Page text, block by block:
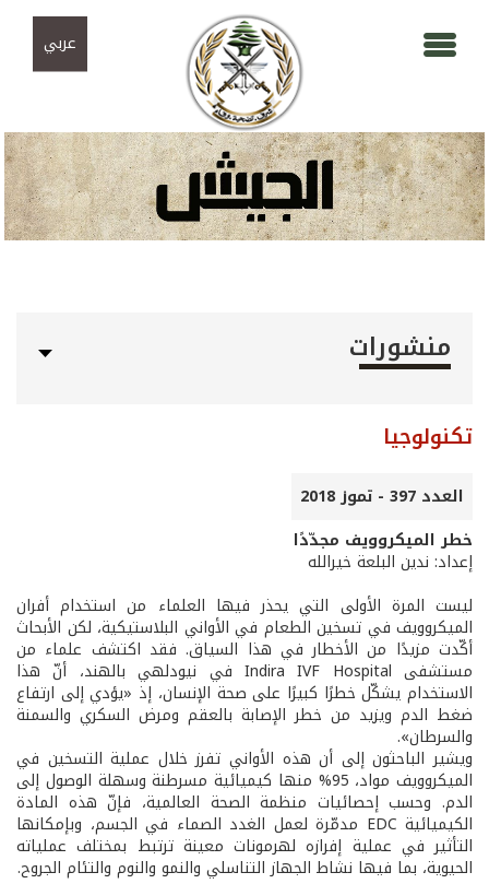
عربي
منشورات
تكنولوجيا
العدد 397 - تموز 2018
خطر الميكروويف مجدّدًا
إعداد: ندين البلعة خيرالله
ليست المرة الأولى التي يحذر فيها العلماء من استخدام أفران
الميكروويف في تسخين الطعام في الأواني البلاستيكية، لكن الأبحاث
أكّدت مزيدًا من الأخطار في هذا السياق. فقد اكتشف علماء من
مستشفى Indira IVF Hospital في نيودلهي بالهند، أنّ هذا
الاستخدام يشكّل خطرًا كبيرًا على صحة الإنسان، إذ «يؤدي إلى ارتفاع
ضغط الدم ويزيد من خطر الإصابة بالعقم ومرض السكري والسمنة
والسرطان».
ويشير الباحثون إلى أن هذه الأواني تفرز خلال عملية التسخين في
الميكروويف مواد، 95% منها كيميائية مسرطنة وسهلة الوصول إلى
الدم. وحسب إحصائيات منظمة الصحة العالمية، فإنّ هذه المادة
الكيميائية EDC مدمّرة لعمل الغدد الصماء في الجسم، وبإمكانها
التأثير في عملية إفرازه لهرمونات معينة ترتبط بمختلف عملياته
الحيوية، بما فيها نشاط الجهاز التناسلي والنمو والنوم والتئام الجروح.